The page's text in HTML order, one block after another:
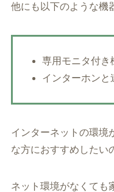
他にも以下のような機
専用モニタ付き
インターホンと
インターネットの環境
な方におすすめしたい
ネット環境がなくても